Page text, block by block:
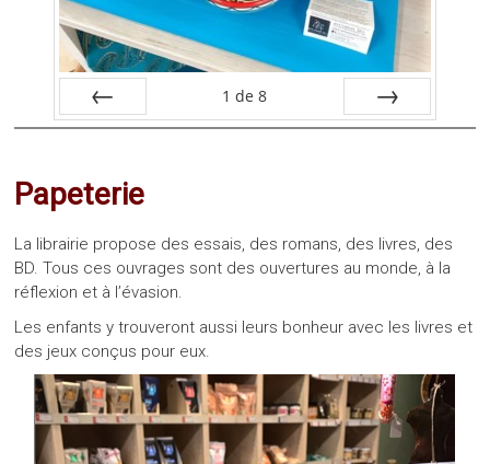
Préc
1 de 8
Suiv.
Papeterie
La librairie propose des essais, des romans, des livres, des
BD. Tous ces ouvrages sont des ouvertures au monde, à la
réflexion et à l’évasion.
Les enfants y trouveront aussi leurs bonheur avec les livres et
des jeux conçus pour eux.